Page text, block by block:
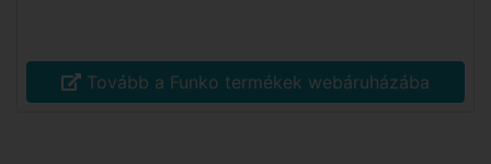
Tovább a Funko termékek webáruházába